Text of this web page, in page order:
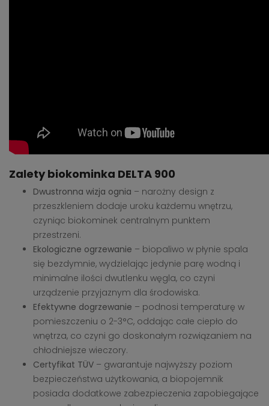
Zalety biokominka DELTA 900
Dwustronna wizja ognia – narożny design z
przeszkleniem dodaje uroku każdemu wnętrzu,
czyniąc biokominek centralnym punktem
przestrzeni.
Ekologiczne ogrzewanie – biopaliwo w płynie spala
się bezdymnie, wydzielając jedynie parę wodną i
minimalne ilości dwutlenku węgla, co czyni
urządzenie przyjaznym dla środowiska.
Efektywne dogrzewanie – podnosi temperaturę w
pomieszczeniu o 2-3°C, oddając całe ciepło do
wnętrza, co czyni go doskonałym rozwiązaniem na
chłodniejsze wieczory.
Certyfikat TÜV – gwarantuje najwyższy poziom
bezpieczeństwa użytkowania, a biopojemnik
posiada dodatkowe zabezpieczenia zapobiegające